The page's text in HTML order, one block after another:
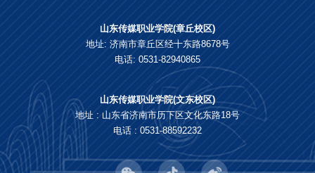
山东传媒职业学院(章丘校区)
地址: 济南市章丘区经十东路8678号
电话: 0531-82940865
山东传媒职业学院(文东校区)
地址 : 山东省济南市历下区文化东路18号
电话 : 0531-88592232